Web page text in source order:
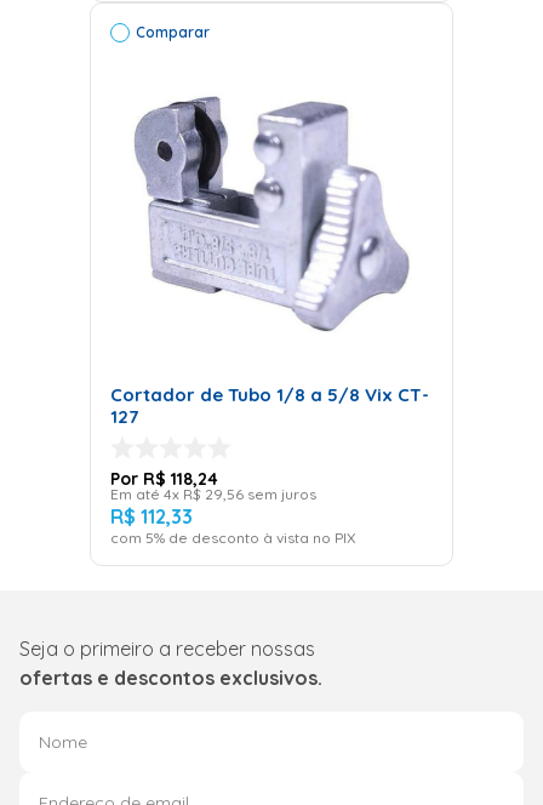
Comparar
Cortador de Tubo 1/8 a 5/8 Vix CT-
127
R$ 118,24
Em até4x R$ 29 56 sem juros
R$ 112,33
com 5% de desconto à vista no PIX
Seja o primeiro a receber nossas
ofertas e descontos exclusivos.